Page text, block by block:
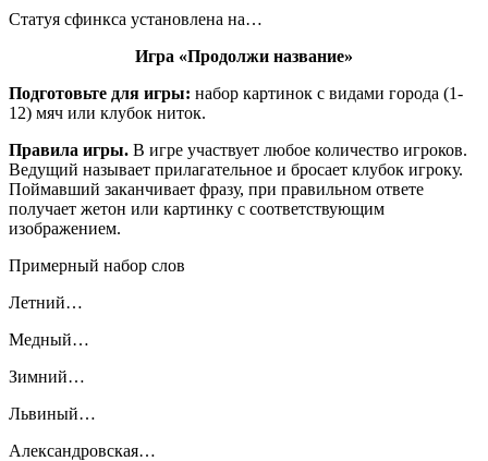
Статуя сфинкса установлена на…
Игра «Продолжи название»
Подготовьте для игры: набор картинок с видами города (1-
12) мяч или клубок ниток.
Правила игры. В игре участвует любое количество игроков.
Ведущий называет прилагательное и бросает клубок игроку.
Поймавший заканчивает фразу, при правильном ответе
получает жетон или картинку с соответствующим
изображением.
Примерный набор слов
Летний…
Медный…
Зимний…
Львиный…
Александровская…